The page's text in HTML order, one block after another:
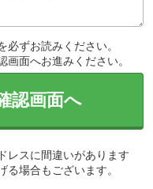
必ずお読みください。
面へお進みください。
認画面へ
レスに間違いがあります
場合もございます。